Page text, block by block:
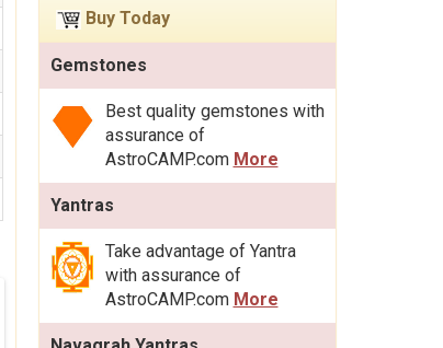
Buy Today
Gemstones
Best quality gemstones with
assurance of
AstroCAMP.com More
Yantras
Take advantage of Yantra
with assurance of
AstroCAMP.com More